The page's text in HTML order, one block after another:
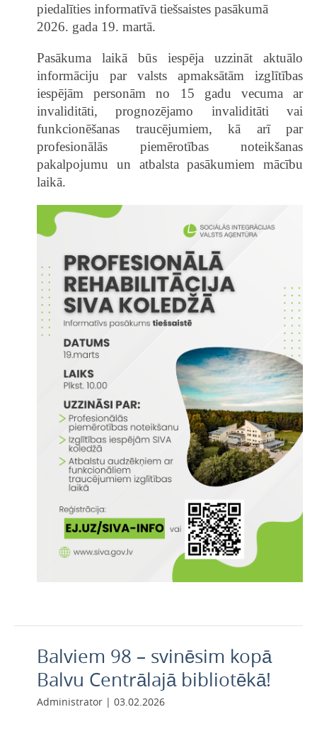
piedalīties informatīvā tiešsaistes pasākumā
2026. gada 19. martā.
Pasākuma laikā būs iespēja uzzināt aktuālo
informāciju par valsts apmaksātām izglītības
iespējām personām no 15 gadu vecuma ar
invaliditāti, prognozējamo invaliditāti vai
funkcionēšanas traucējumiem, kā arī par
profesionālās piemērotības noteikšanas
pakalpojumu un atbalsta pasākumiem mācību
laikā.
Balviem 98 – svinēsim kopā
Balvu Centrālajā bibliotēkā!
Administrator | 03.02.2026